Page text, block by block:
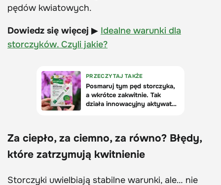
pędów kwiatowych.
Dowiedz się więcej ▶ Idealne warunki dla
storczyków. Czyli jakie?
Za ciepło, za ciemno, za równo? Błędy,
które zatrzymują kwitnienie
Storczyki uwielbiają stabilne warunki, ale… nie